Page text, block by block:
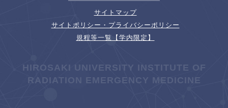
サイトマップ
サイトポリシー・プライバシーポリシー
規程等一覧【学内限定】
HIROSAKI UNIVERSITY INSTITUTE OF
RADIATION EMERGENCY MEDICINE